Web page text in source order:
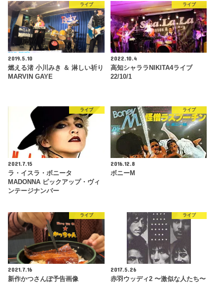
ライブ
2019.5.10
燃える渚 小川みき ＆ 淋しい祈り
MARVIN GAYE
ライブ
2022.10.4
高知シャララNIKITA4ライブ
22/10/1
ライブ
2021.7.15
ラ・イスラ・ボニータ
MADONNA ピックアップ・ヴィ
ンテージナンバー
ライブ
2016.12.8
ボニーM
ライブ
2021.7.16
新作かつさんぽ予告画像
ライブ
2017.5.26
赤羽ウッディ2 〜激似な人たち〜